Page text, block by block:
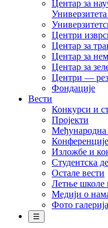
Центар за
Центри
Центар за
Центар за
Центар за
Центри —
Фондације
Вести
Конкурси и
Пројекти
Међународна
Изложбе и
Студентска
Остале вести
Летње школе
Медији о
Фото галерија
☰